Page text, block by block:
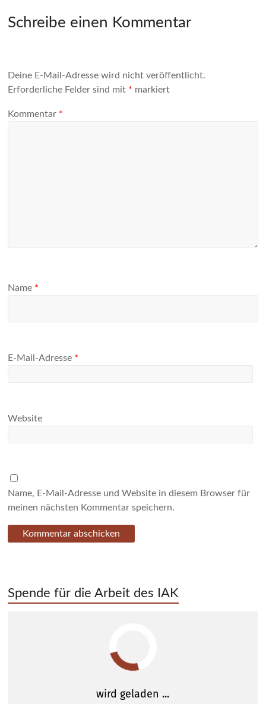
Schreibe einen Kommentar
Deine E-Mail-Adresse wird nicht veröffentlicht.
Erforderliche Felder sind mit * markiert
Kommentar *
Name *
E-Mail-Adresse *
Website
Name, E-Mail-Adresse und Website in diesem Browser für
meinen nächsten Kommentar speichern.
Spende für die Arbeit des IAK